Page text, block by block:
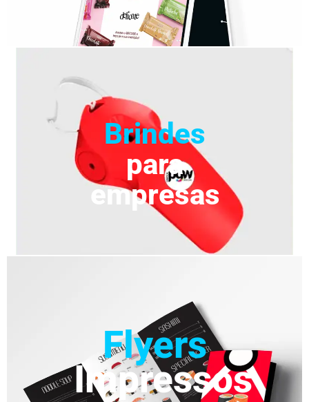
Brindes
para
empresas
Flyers
Impressos